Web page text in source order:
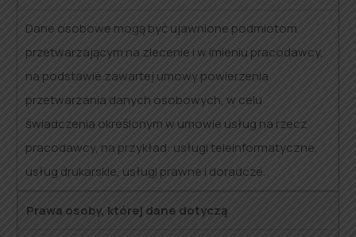
Dane osobowe mogą być ujawnione podmiotom
przetwarzającym na zlecenie i w imieniu pracodawcy,
na podstawie zawartej umowy powierzenia
przetwarzania danych osobowych, w celu
świadczenia określonym w umowie usług na rzecz
pracodawcy, na przykład: usługi teleinformatyczne,
usług drukarskie, usługi prawne i doradcze.
Prawa osoby, której dane dotyczą